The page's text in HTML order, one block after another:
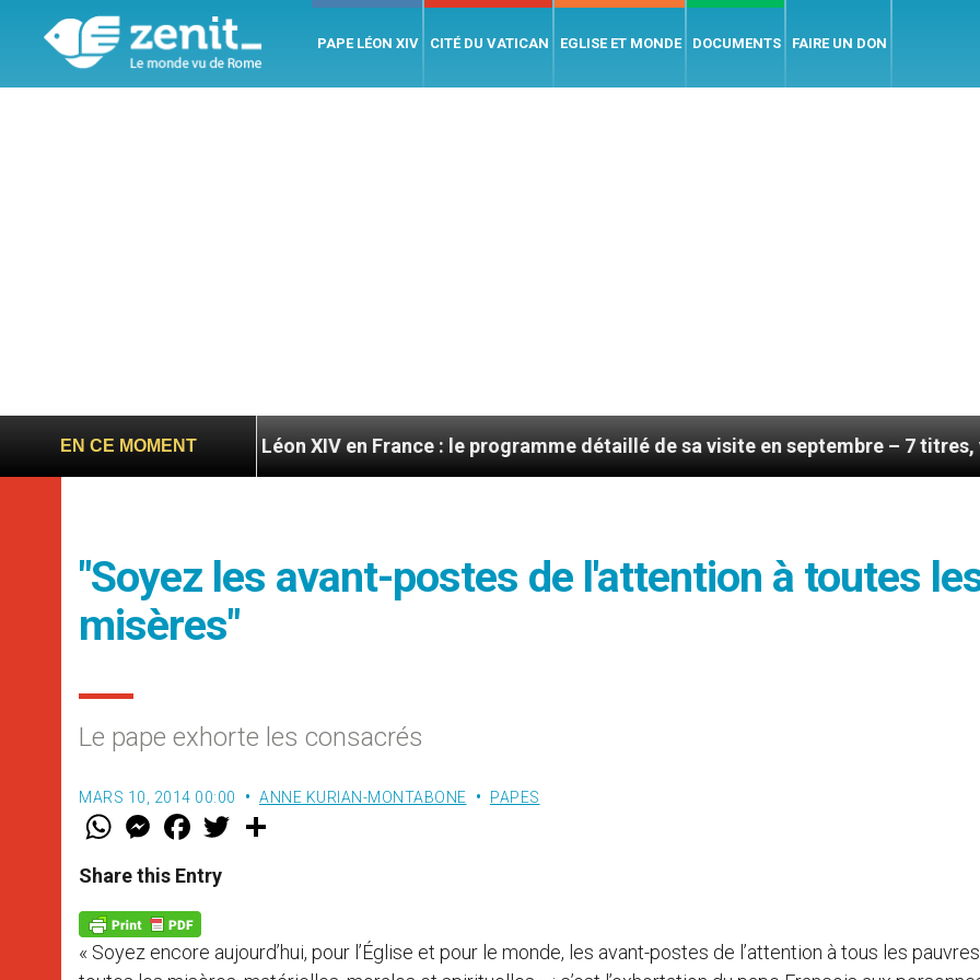
PAPE LÉON XIV CITÉ DU VATICAN EGLISE ET MONDE DOCUMENTS FAIRE UN DON
EN CE MOMENTLéon XIV en France : le programme détaillé de sa visite en septembre – 7 titres, vendredi 7
"Soyez les avant-postes de l'attention à toutes
misères"
Le pape exhorte les consacrés
MARS 10, 2014 00:00 ANNE KURIAN-MONTABONE PAPES
W
t
s
p
p
M
e
s
e
g
e
r
F
a
e
b
k
w
Share this Entry
« Soyez encore aujourd’hui, pour l’Église et pour le monde, les avant-postes de l’attention à tous les